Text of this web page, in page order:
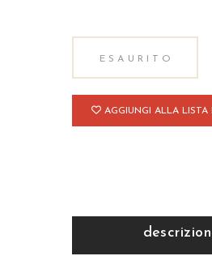
ESAURITO
AGGIUNGI ALLA LISTA